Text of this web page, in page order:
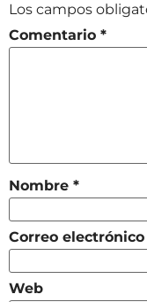
Los campos
Comentario *
Nombre *
Correo electrónico
Web